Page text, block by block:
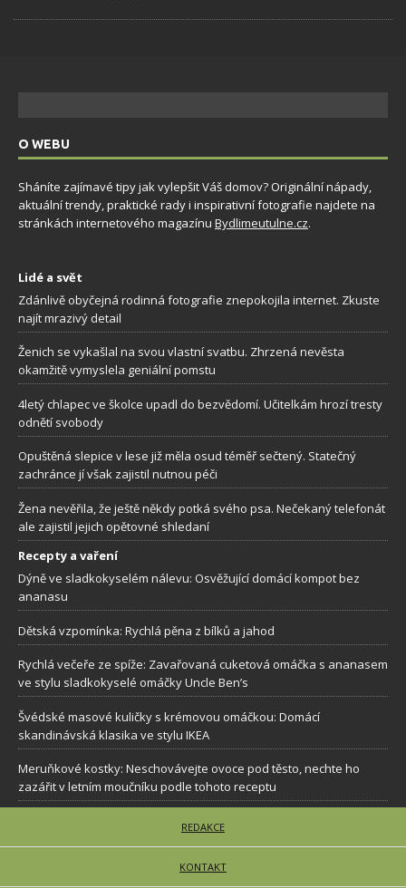
O WEBU
Sháníte zajímavé tipy jak vylepšit Váš domov? Originální nápady,
aktuální trendy, praktické rady i inspirativní fotografie najdete na
stránkách internetového magazínu Bydlimeutulne.cz.
Lidé a svět
Zdánlivě obyčejná rodinná fotografie znepokojila internet. Zkuste
najít mrazivý detail
Ženich se vykašlal na svou vlastní svatbu. Zhrzená nevěsta
okamžitě vymyslela geniální pomstu
4letý chlapec ve školce upadl do bezvědomí. Učitelkám hrozí tresty
odnětí svobody
Opuštěná slepice v lese již měla osud téměř sečtený. Statečný
zachránce jí však zajistil nutnou péči
Žena nevěřila, že ještě někdy potká svého psa. Nečekaný telefonát
ale zajistil jejich opětovné shledaní
Recepty a vaření
Dýně ve sladkokyselém nálevu: Osvěžující domácí kompot bez
ananasu
Dětská vzpomínka: Rychlá pěna z bílků a jahod
Rychlá večeře ze spíže: Zavařovaná cuketová omáčka s ananasem
ve stylu sladkokyselé omáčky Uncle Ben’s
Švédské masové kuličky s krémovou omáčkou: Domácí
skandinávská klasika ve stylu IKEA
Meruňkové kostky: Neschovávejte ovoce pod těsto, nechte ho
zazářit v letním moučníku podle tohoto receptu
REDAKCE
KONTAKT